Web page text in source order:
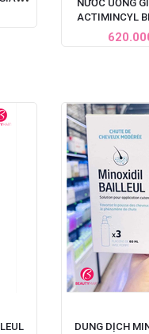
NƯỚC UỐNG
ACTIMINCYL
DUNG DỊCH